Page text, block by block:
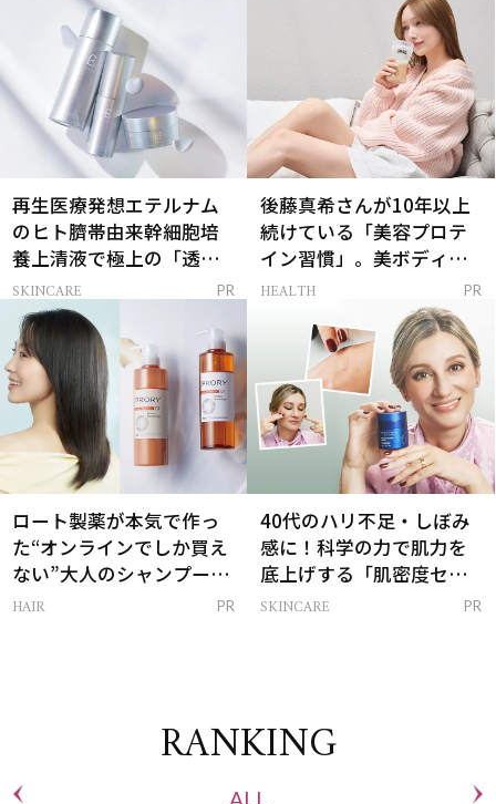
再生医療発想エテルナム
のヒト臍帯由来幹細胞培
養上清液で極上の「透明
感ハリ肌」へ
SKINCARE PR
後藤真希さんが10年以上
続けている「美容プロテ
イン習慣」。美ボディを
支える朝ルーティンと
HEALTH PR
ロート製薬が本気で作っ
た“オンラインでしか買え
ない”大人のシャンプー＆
トリートメントって？
HAIR PR
40代のハリ不足・しぼみ
感に！科学の力で肌力を
底上げする「肌密度セラ
ム」
SKINCARE PR
RANKING